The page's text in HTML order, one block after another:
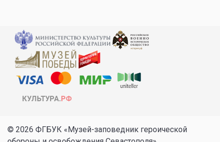
© 2026 ФГБУК «Музей-заповедник героической